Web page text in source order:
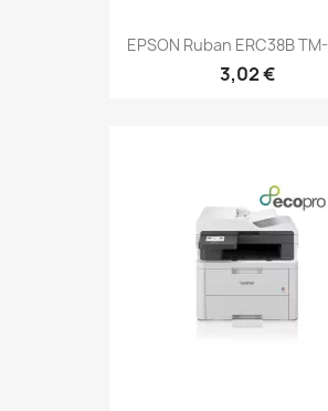
EPSON Ruban ERC38B
3,02 €